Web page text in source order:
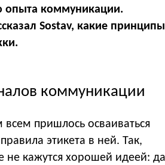
опыта коммуникации.
Sostav, какие принципы
коммуникации
пришлось осваиваться
этикета в ней. Так,
не кажутся хорошей идеей: